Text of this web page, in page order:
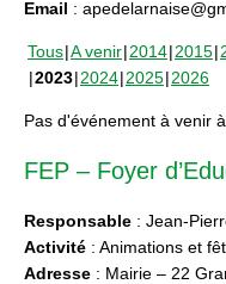
Email :
Tous A venir 2014 2015
2023 2024 2025 2026
Pas d'événement à venir
FEP – Foyer
Responsable : Jean-
Activité : Animations et
Adresse : Mairie – 22